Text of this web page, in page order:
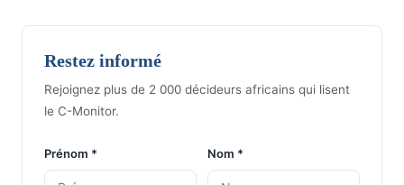
Restez informé
Rejoignez plus de 2 000 décideurs africains qui lisent
le C-Monitor.
Prénom * Nom *